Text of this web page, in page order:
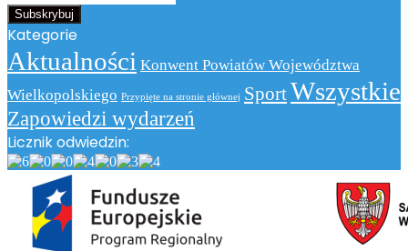
swój
adres
email
Kategorie
Aktualności Konwent Powiatów Województwa
Wielkopolskiego Przypięte na stronie głównej SportWszystkie
Zapowiedzi wydarzeń
Licznik odwiedzin: